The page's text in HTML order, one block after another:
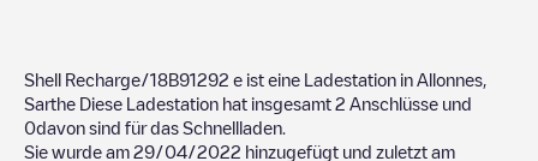
Shell Recharge/18B91292 e ist eine Ladestation in Allonnes
Sarthe Diese Ladestation hat insgesamt 2 Anschlüsse und
0davon sind für das Schnellladen.
Sie wurde am 29/04/2022 hinzugefügt und zuletzt am